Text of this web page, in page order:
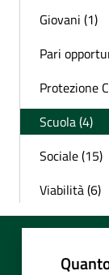
Giovani (1)
Pari
Protezione
Scuola (4)
Sociale (15)
Viabilità (6)